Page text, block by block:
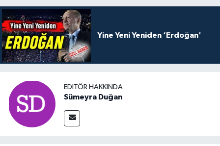
Yine Yeni Yeniden ‘Erdoğan'
EDITÖR HAKKINDA
Sümeyra Duğan